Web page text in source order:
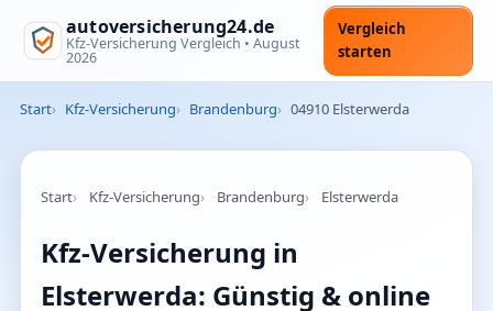
autoversicherung24.de
Kfz-Versicherung Vergleich • August
2026
Vergleich
starten
Start Kfz-Versicherung Brandenburg 04910 Elsterwerda
Start Kfz-Versicherung Brandenburg Elsterwerda
Kfz-Versicherung in
Elsterwerda: Günstig & online